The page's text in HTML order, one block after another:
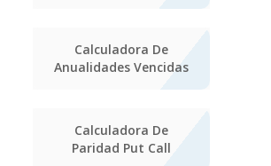
Calculadora De
Anualidades Vencidas
Calculadora De
Paridad Put Call